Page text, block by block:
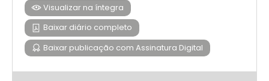
Visualizar na íntegra
Baixar diário completo
Baixar publicação com Assinatura Digital